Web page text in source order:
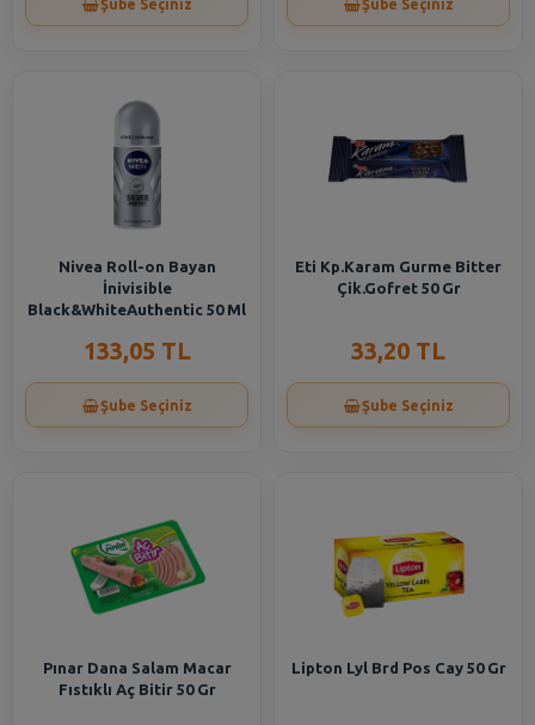
Şube Seçiniz Şube Seçiniz
Nivea Roll-on Bayan
İnivisible
Black&WhiteAuthentic 50 Ml
133,05 TL
Şube Seçiniz
Eti Kp.Karam Gurme Bitter
Çik.Gofret 50 Gr
33,20 TL
Şube Seçiniz
Pınar Dana Salam Macar
Fıstıklı Aç Bitir 50 Gr
Lipton Lyl Brd Pos Cay 50 Gr